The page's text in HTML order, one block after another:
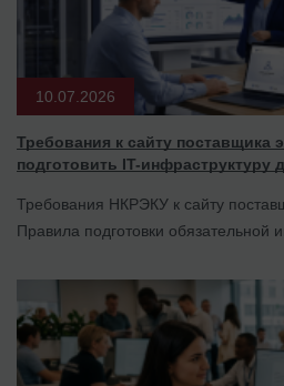
10.07.2026
Требования к сайту поставщика
подготовить IT-инфраструктуру
Требования НКРЭКУ к сайту
Правила подготовки